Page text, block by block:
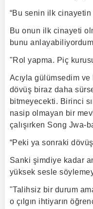
“Bu senin ilk cinayetin
Bu onun ilk cinayeti
bunu
"Rol yapma. Piç
Acıyla gülümsedim ve
dövüş biraz daha
bitmeyecekti. Birinci
nasip olmayan bir
çalışırken Song Jwa-
“Peki ya sonraki
Sanki şimdiye kadar
yüksek sesle
"Talihsiz bir durum
o çılgın ihtiyarın